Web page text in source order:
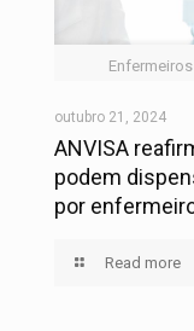
outubro 21, 2024
ANVISA
podem
por
Read more